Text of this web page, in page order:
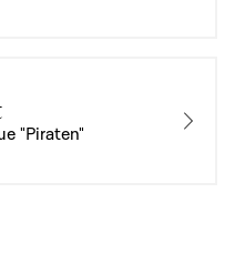
"Piraten"